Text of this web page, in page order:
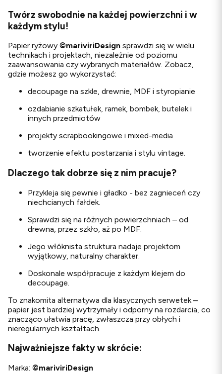
Twórz swobodnie na każdej powierzchni i w
każdym stylu!
Papier ryżowy ©mariviriDesign sprawdzi się w wielu
technikach i projektach, niezależnie od poziomu
zaawansowania czy wybranych materiałów. Zobacz,
gdzie możesz go wykorzystać:
decoupage na szkle, drewnie, MDF i styropianie
ozdabianie szkatułek, ramek, bombek, butelek i
innych przedmiotów
projekty scrapbookingowe i mixed-media
tworzenie efektu postarzania i stylu vintage.
Dlaczego tak dobrze się z nim pracuje?
Przykleja się pewnie i gładko - bez zagnieceń czy
niechcianych fałdek.
Sprawdzi się na różnych powierzchniach – od
drewna, przez szkło, aż po MDF.
Jego włóknista struktura nadaje projektom
wyjątkowy, naturalny charakter.
Doskonale współpracuje z każdym klejem do
decoupage.
To znakomita alternatywa dla klasycznych serwetek –
papier jest bardziej wytrzymały i odporny na rozdarcia, co
znacząco ułatwia pracę, zwłaszcza przy obłych i
nieregularnych kształtach.
Najważniejsze fakty w skrócie:
Marka: ©mariviriDesign